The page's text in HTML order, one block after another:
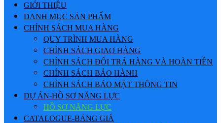
GIỚI THIỆU
DANH MỤC SẢN PHẨM
CHÍNH SÁCH MUA HÀNG
QUY TRÌNH MUA HÀNG
CHÍNH SÁCH GIAO HÀNG
CHÍNH SÁCH ĐỔI TRẢ HÀNG VÀ HOÀN TIỀN
CHÍNH SÁCH BẢO HÀNH
CHÍNH SÁCH BẢO MẬT THÔNG TIN
DỰ ÁN-HỒ SƠ NĂNG LỰC
HỒ SƠ NĂNG LỰC
CATALOGUE-BẢNG GIÁ